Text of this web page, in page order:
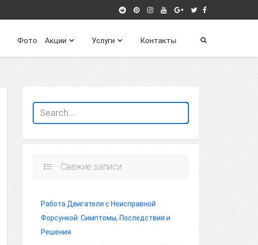
Контакты
Услуги
Акции
Фото
Свежие записи
Работа Двигателя с Неисправной
Форсункой: Симптомы, Последствия и
Решения